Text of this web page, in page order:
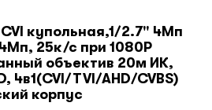
шкафы
купольная,1/2.7" 4Мп
25к/с при 1080P
объектив 20м ИК,
4в1(CVI/TVI/AHD/CVBS)
корпус